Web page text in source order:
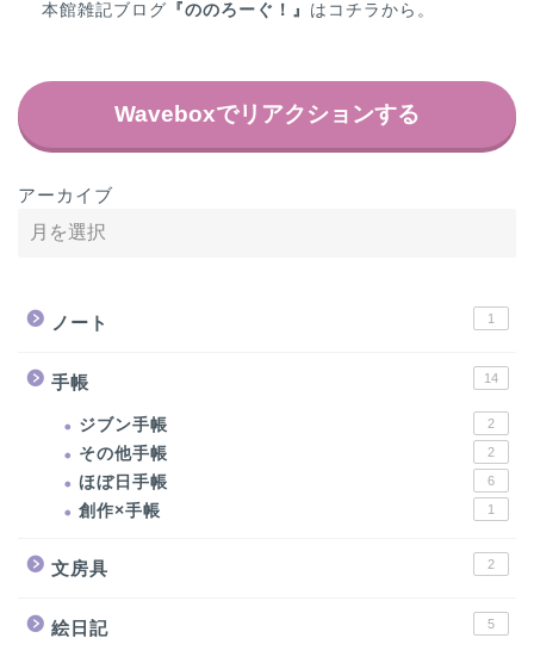
本館雑記ブログ 『ののろーぐ！』 は コチラ から。
Waveboxでリアクションする
アーカイブ
ノート 1
手帳 14
ジブン手帳 2
その他手帳 2
ほぼ日手帳 6
創作×手帳 1
文房具 2
絵日記 5